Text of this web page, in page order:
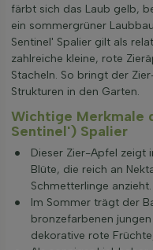
färbt sich das Laub gelb,
ein sommergrüner
Sentinel' Spalier gilt als
zahlreiche kleine, rote
Stacheln. So bringt der
Strukturen in den Garten.
Wichtige Merkmale
Sentinel') Spalier
Dieser Zier-Apfel zeigt
Blüte, die reich an
Schmetterlinge anzieht.
Im Sommer trägt der
bronzefarbenen
dekorative rote